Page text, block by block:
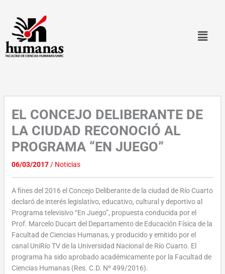
contenido
EL CONCEJO DELIBERANTE DE
LA CIUDAD RECONOCIÓ AL
PROGRAMA “EN JUEGO”
06/03/2017/ Noticias
A fines del 2016 el Concejo Deliberante de la ciudad de Río Cuarto
declaró de interés legislativo, educativo, cultural y deportivo al
Programa televisivo “En Juego”, propuesta conducida por el
Prof. Marcelo Ducart del Departamento de Educación Física de la
Facultad de Ciencias Humanas, y producido y emitido por el
canal UniRío TV de la Universidad Nacional de Río Cuarto. El
programa ha sido aprobado académicamente por la Facultad de
Ciencias Humanas (Res. C.D. Nº 499/2016).